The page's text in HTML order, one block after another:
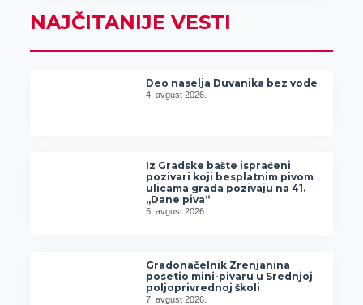
NAJČITANIJE VESTI
Deo naselja Duvanika bez vode
4. avgust 2026.
Iz Gradske bašte ispraćeni
pozivari koji besplatnim pivom
ulicama grada pozivaju na 41.
„Dane piva“
5. avgust 2026.
Gradonačelnik Zrenjanina
posetio mini-pivaru u Srednjoj
poljoprivrednoj školi
7. avgust 2026.